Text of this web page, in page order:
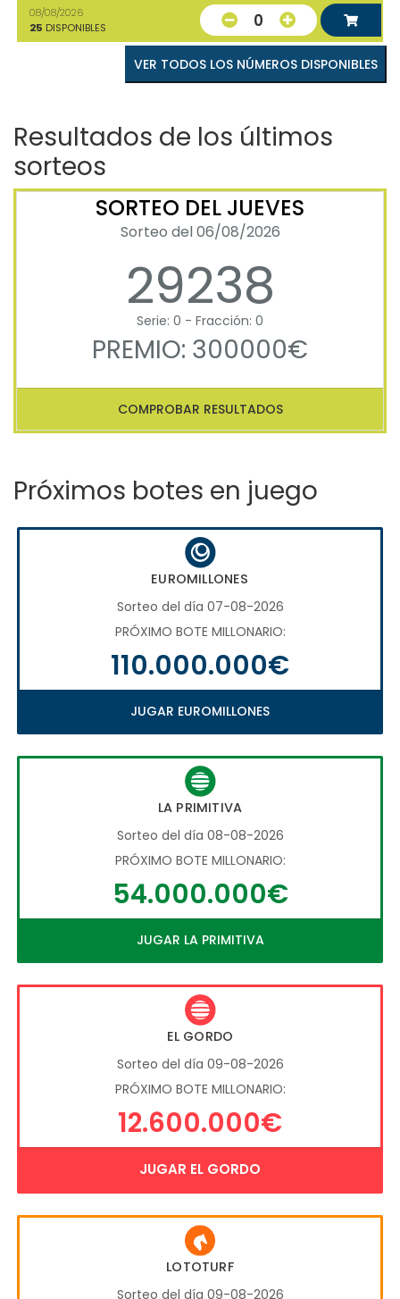
08/08/2026
25 DISPONIBLES 0
VER TODOS LOS NÚMEROS DISPONIBLES
Resultados de los últimos
sorteos
SORTEO DEL JUEVES
Sorteo del 06/08/2026
29238
Serie: 0 - Fracción: 0
PREMIO: 300000€
COMPROBAR RESULTADOS
Próximos botes en juego
EUROMILLONES
Sorteo del día 07-08-2026
PRÓXIMO BOTE MILLONARIO:
110.000.000€
JUGAR EUROMILLONES
LA PRIMITIVA
Sorteo del día 08-08-2026
PRÓXIMO BOTE MILLONARIO:
54.000.000€
JUGAR LA PRIMITIVA
EL GORDO
Sorteo del día 09-08-2026
PRÓXIMO BOTE MILLONARIO:
12.600.000€
JUGAR EL GORDO
LOTOTURF
Sorteo del día 09-08-2026